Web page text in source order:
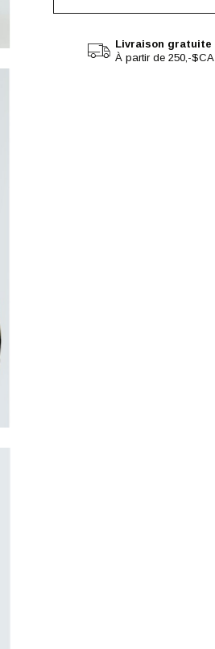
Livraison gratuite
À partir de 250,-$CA